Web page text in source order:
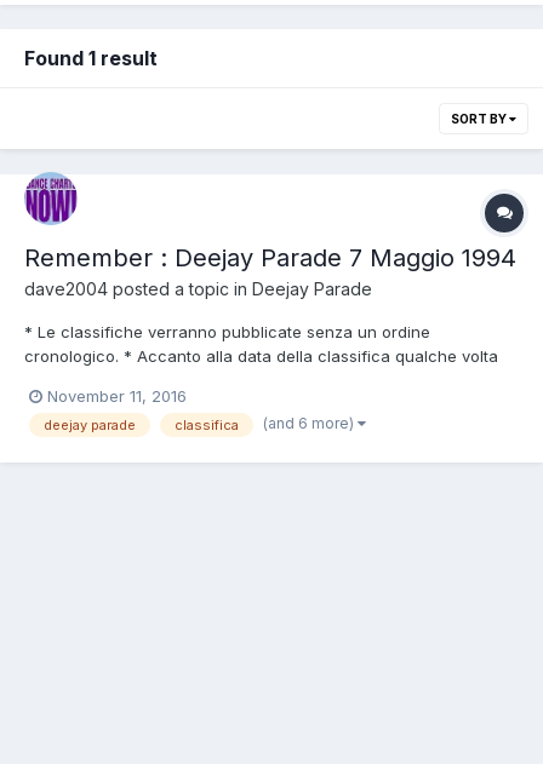
Found 1 result
SORT BY
Remember : Deejay Parade 7 Maggio 1994
dave2004 posted a topic in Deejay Parade
* Le classifiche verranno pubblicate senza un ordine
cronologico. * Accanto alla data della classifica qualche volta
classifica in formato cassetta e (Youtube/Vimeo) per indicare
che l'audio è disponibile su Internet. * I colori acca...
November 11, 2016
deejay parade classifica (and 6 more)